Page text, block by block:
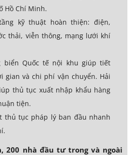
Hồ Chí Minh.
kỹ thuật hoàn thiện: điện,
thải, viễn thông, mạng lưới khí
biển Quốc tế nội khu giúp tiết
gian và chi phí vận chuyển. Hải
thủ tục xuất nhập khẩu hàng
tiện.
thủ tục pháp lý ban đầu nhanh
200 nhà đầu tư trong và ngoài